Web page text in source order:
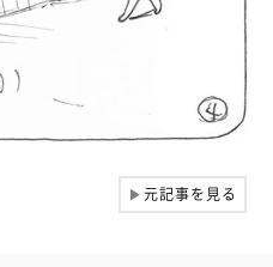
▶元記事を見る